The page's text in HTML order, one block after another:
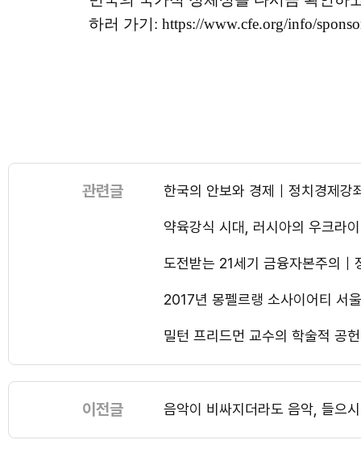
하러 가기: https://www.cfe.org/info/
관련글 한국의 안보와 경제｜정치경제강
약육강식 시대, 러시아의 우크라
도전받는 21세기 금융자본주의｜
2017년 몽펠르랭 소사이어티 서
밀턴 프리드먼 교수의 학술적 공
이전글 음악이 비싸지더라도 음악, 들으